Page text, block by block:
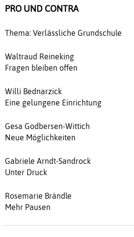
PRO UND CONTRA
Thema: Verlässliche Grundschule
Waltraud Reineking
Fragen bleiben offen
Willi Bednarzick
Eine gelungene Einrichtung
Gesa Godbersen-Wittich
Neue Möglichkeiten
Gabriele Arndt-Sandrock
Unter Druck
Rosemarie Brändle
Mehr Pausen